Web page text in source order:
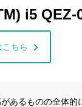
i5 QEZ-
ちら
あるものの全体的